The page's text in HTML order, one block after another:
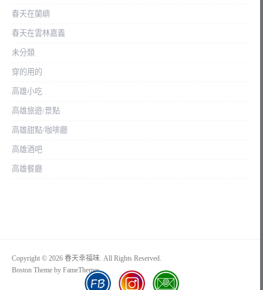
春天在蘭嶼
春天在雲林嘉義
未分類
穿的用的
高雄小吃
高雄旅遊/景點
高雄甜點/咖啡廳
高雄酒吧
高雄餐廳
Copyright © 2026 春天幸福味. All Rights Reserved.
Boston Theme by FameThemes